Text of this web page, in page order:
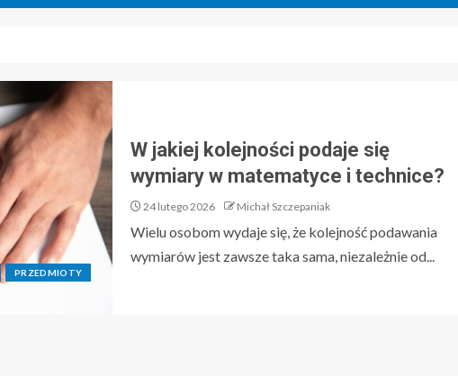
PRZEDMIOTY
W jakiej kolejności podaje się
wymiary w matematyce i technice?
24 lutego 2026 Michał Szczepaniak
Wielu osobom wydaje się, że kolejność podawania
wymiarów jest zawsze taka sama, niezależnie od...